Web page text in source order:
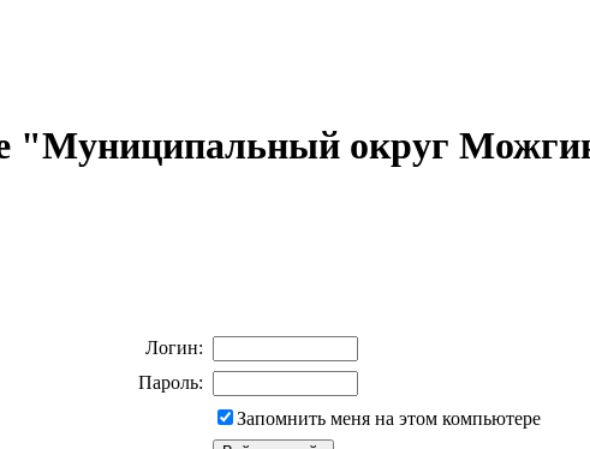
"Муниципальный округ
Логин:
Пароль:
Запомнить меня на этом компьютере